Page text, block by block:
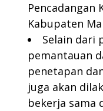
Pencadangan
Kabupaten
Selain dari
pemantauan
penetapan
juga akan
bekerja sama